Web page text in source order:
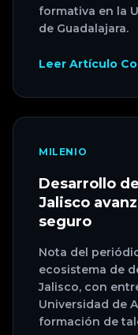
formativa en la
de Guadalajara.
Leer Artículo
MILENIO
Desarrollo
Jalisco
seguro
Nota del
ecosistema de
Jalisco, con
Universidad de
formación de